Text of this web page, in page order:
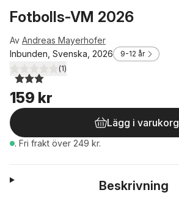
Fotbolls-VM 2026
Av Andreas Mayerhofer
Inbunden, Svenska, 2026
9-12 år
3,0utav 5 stjärnor. Totalt antal röster:
(1)
159 kr
Lägg i varukorg
. Fri frakt över 249 kr.
Beskrivning